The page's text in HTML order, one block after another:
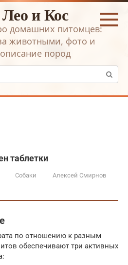
Лео и Кос
домашних питомцев:
животными, фото и
описание пород
таблетки
Собаки Алексей Смирнов
по отношению к разным
обеспечивают три активных